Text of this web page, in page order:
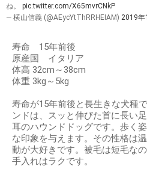
ね。 pic.twitter.com/X65mvrCNkP
— 横山信義 (@AEycYtThRRHEIAM) 2019年
寿命 15年前後
原産国 イタリア
体高 32cm～38cm
体重 3kg～5kg
寿命が15年前後と長生きな犬種
ンドは、スッと伸びた首に長い
耳のハウンドドッグです。歩く
な印象を与えます。その性格は
動が大好きです。被毛は短毛な
手入れはラクです。